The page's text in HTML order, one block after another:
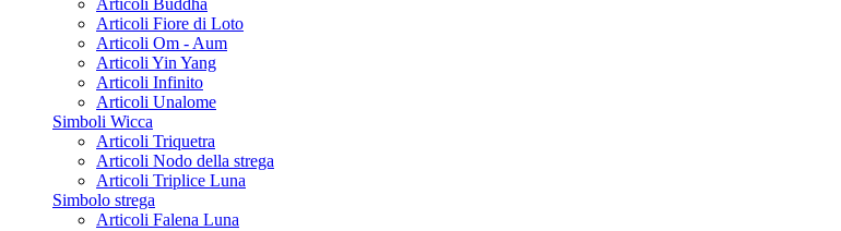
Articoli Buddha
Articoli Fiore di Loto
Articoli Om - Aum
Articoli Yin Yang
Articoli Infinito
Articoli Unalome
Simboli Wicca
Articoli Triquetra
Articoli Nodo della strega
Articoli Triplice Luna
Simbolo strega
Articoli Falena Luna